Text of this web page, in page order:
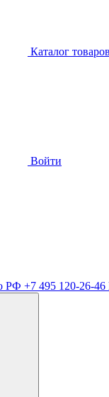
Каталог товаров
Войти
РФ +7 495 120-26-46